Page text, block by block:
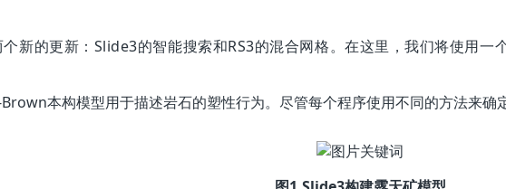
新的更新：Slide3的智能搜索和RS3的混合网格。在这里，我们将使用
本构模型用于描述岩石的塑性行为。尽管每个程序使用不同的方法来